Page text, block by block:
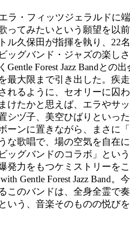
ラ・フィッツジェラルドに
ってみたいという願望を以
ル久保田が指揮を執り、22
ッグバンド・ジャズの楽し
Gentle Forest Jazz Bandとの
最大限まで引き出した。疾
れるように、セオリーに囚
けたかと思えば、エラやサ
シヅ子、美空ひばりといっ
ーンに置きながら、まさに
な歌唱で、場の空気を自在
ッグバンドのコラボ」とい
発力をもつケミストリーを
Gentle Forest Jazz Band。
このバンドは、全身全霊で
いう、音楽そのものの悦び